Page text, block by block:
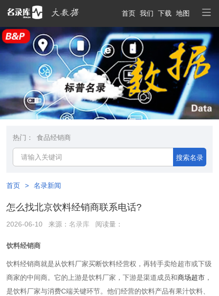
首页 我们 下载 地图
热门： 食品经销商
搜索名录
首页 > 名录新闻
怎么找北京饮料经销商联系电话?
2026-06-10 来源：名录库 阅读量：
饮料经销商
饮料经销商就是‌从饮料厂家买断饮料经营权，再转手卖给超市或下级
商家的中间商‌。它的上游是饮料厂家，下游是渠道成员和商场超市 ，
是饮料厂家与消费C端关键环节。他们经营的饮料产品有果汁饮料、